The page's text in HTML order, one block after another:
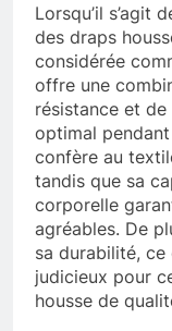
Lorsqu’il s’agit
des draps
considérée
offre une
résistance et
optimal
confère au
tandis que sa
corporelle
agréables. De
sa durabilité,
judicieux pour
housse de